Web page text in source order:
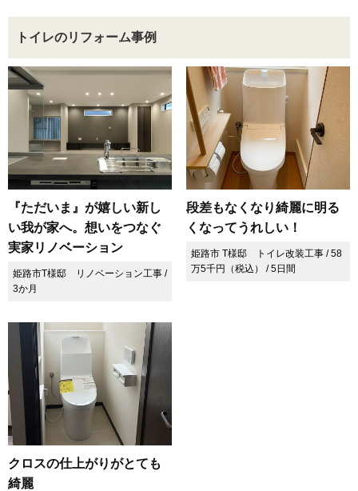
トイレのリフォーム事例
『ただいま』が嬉しい新し
い我が家へ。想いをつなぐ
実家リノベーション
姫路市T様邸 リノベーション工事 /
3か月
段差もなくなり綺麗に明る
くなってうれしい！
姫路市 T様邸 トイレ改装工事 / 58
万5千円（税込） / 5日間
クロスの仕上がりがとても
綺麗